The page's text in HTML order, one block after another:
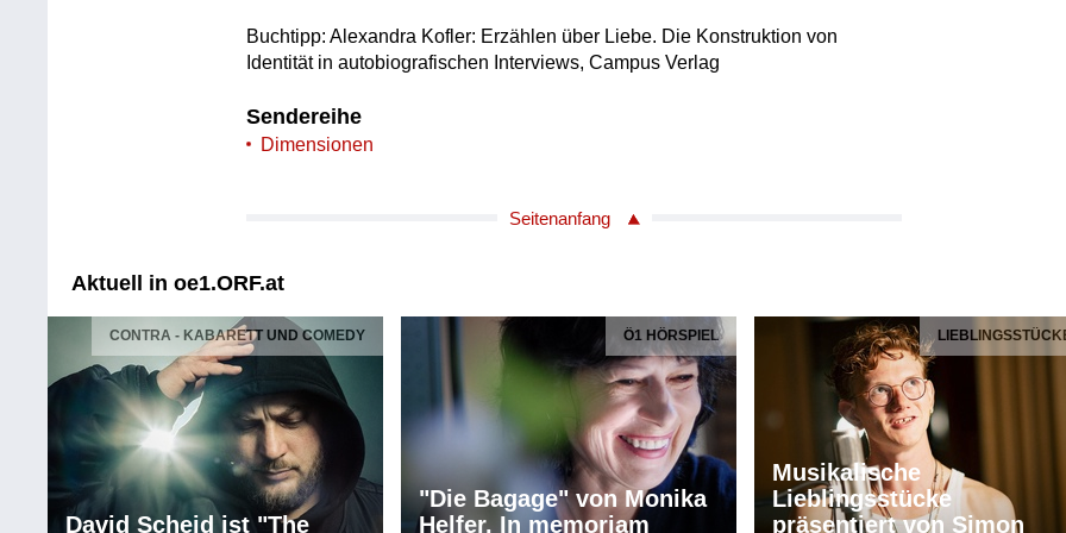
Buchtipp: Alexandra Kofler: Erzählen über Liebe. Die Konstruktion von
Identität in autobiografischen Interviews, Campus Verlag
Sendereihe
Dimensionen
Seitenanfang
Aktuell in oe1.ORF.at
CONTRA - KABARETT UND COMEDY
David Scheid ist "The
Ö1 HÖRSPIEL
"Die Bagage" von Monika
Helfer. In memoriam
Musikalische
Lieblingsstücke
präsentiert von Simon